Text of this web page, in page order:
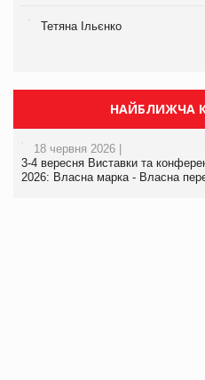
Тетяна Ільєнко
НАЙБЛИЖЧА
18 червня 2026 |
3-4 вересня Виставки та
2026: Власна марка - Власна